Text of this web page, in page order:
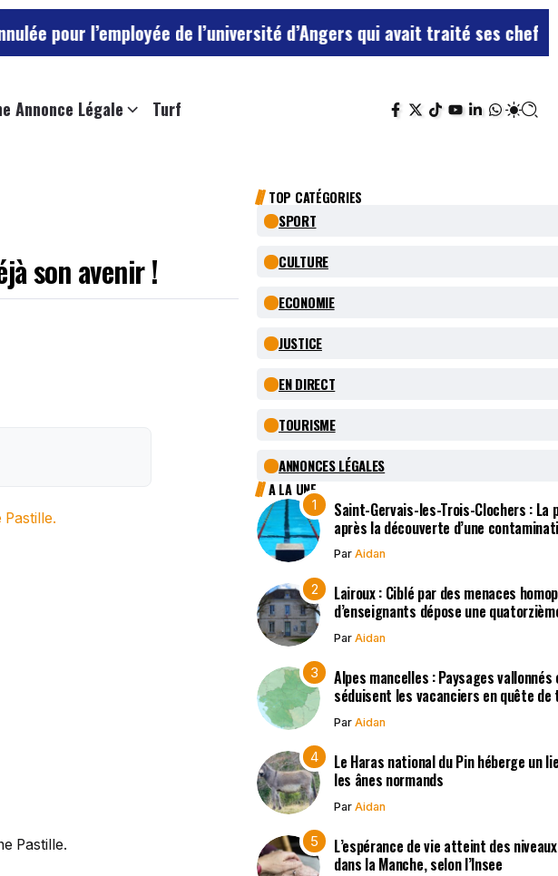
pour l’employée de l’université d’Angers qui avait traité ses chefs de
Annonce Légale Turf
son avenir !
Pastille.
TOP CATÉGORIES
SPORT
CULTURE
ECONOMIE
JUSTICE
EN DIRECT
TOURISME
ANNONCES LÉGALES
A LA UNE
Saint-Gervais-les-Trois-Clochers :
après la découverte d’une
Par Aidan
Lairoux : Ciblé par des menaces
d’enseignants dépose une
Par Aidan
Alpes mancelles : Paysages
séduisent les vacanciers en quête
Par Aidan
Le Haras national du Pin héberge un
les ânes normands
Par Aidan
L’espérance de vie atteint des
dans la Manche, selon l’Insee